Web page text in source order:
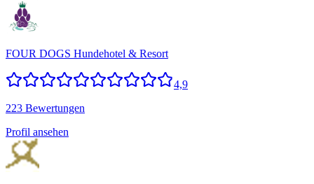
FOUR DOGS Hundehotel & Resort
4,9
223 Bewertungen
Profil ansehen